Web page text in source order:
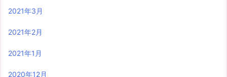
2021年3月
2021年2月
2021年1月
2020年12月